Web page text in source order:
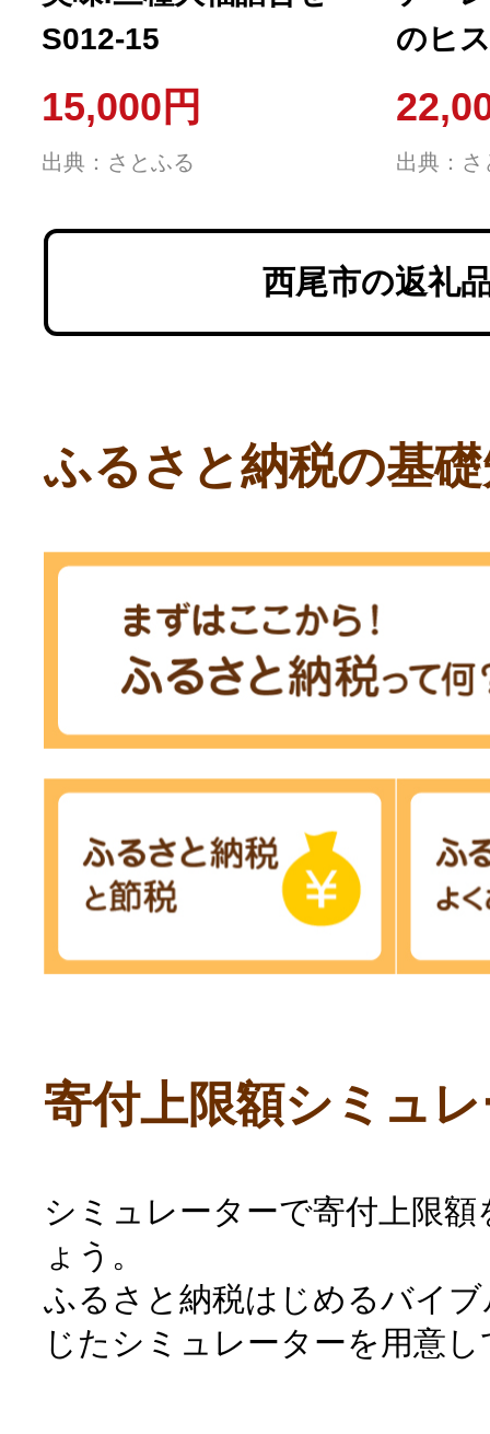
S012-15
15,000円
出典：さとふる
のヒ
レク
出典：さ
西尾市の返礼
ふるさと納税の基
寄付上限額シミュ
シミュレーターで寄付上限
ょう。
ふるさと納税はじめるバイ
じたシミュレーターを用意